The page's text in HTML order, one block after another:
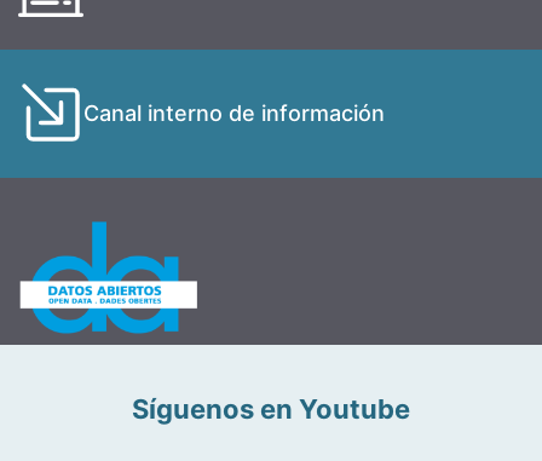
Canal interno de información
Síguenos en Youtube